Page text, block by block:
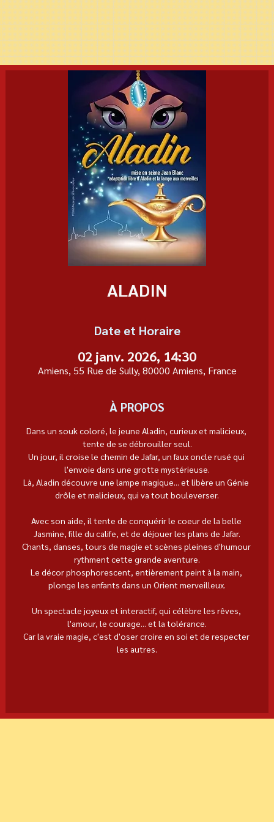
ALADIN
Date et Horaire
02 janv. 2026, 14:30
Amiens, 55 Rue de Sully, 80000 Amiens, France
À PROPOS
Dans un souk coloré, le jeune Aladin, curieux et malicieux,
tente de se débrouiller seul.
Un jour, il croise le chemin de Jafar, un faux oncle rusé qui
l'envoie dans une grotte mystérieuse.
Là, Aladin découvre une lampe magique... et libère un Génie
drôle et malicieux, qui va tout bouleverser.
Avec son aide, il tente de conquérir le coeur de la belle
Jasmine, fille du calife, et de déjouer les plans de Jafar.
Chants, danses, tours de magie et scènes pleines d'humour
rythment cette grande aventure.
Le décor phosphorescent, entièrement peint à la main,
plonge les enfants dans un Orient merveilleux.
Un spectacle joyeux et interactif, qui célèbre les rêves,
l'amour, le courage... et la tolérance.
Car la vraie magie, c'est d'oser croire en soi et de respecter
les autres.